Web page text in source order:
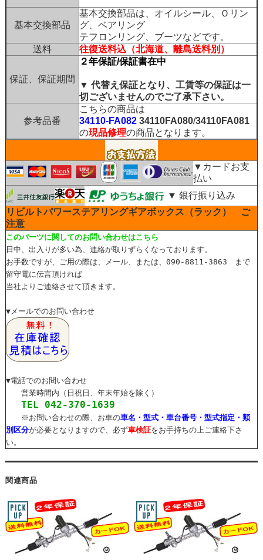
基本交換部品
基本交換部品は、オイルシール、Ｏリン
グ、ベアリング
テフロンリング、ブーツなどです。
送料
往復送料込（北海道、離島送料別）
保証、保証期間
２年保証/保証書在中
▼ 代替え保証となり、工賃等の保証は一
切ございませんのでご了承下さい。
参考品番
こちらの商品は
34110-FA082 34110FA080/34110FA081
の現品修理の商品となります。
▼カードお支
払い
▼ 銀行振り込み
リビルトパワーステアリングギアボックス（ラック） ご
注意
このパーツに関してのお問い合わせはこちら
日中、出入りが多い為、連絡が取りずらくなっております。
お手数ですが、ご用の際は、メール、または、090-8811-3863 まで
留守電に伝言頂ければ
当社よりご連絡させて頂きます。
▼メールでのお問い合わせ
▼電話でのお問い合わせ
営業時間内（日祝日、年末年始を除く）
TEL 042-370-1639
※お問い合わせの際、お車の車名・型式・車台番号・型式指定・類
別区分が必要となりますので、必ず車検証をお手持ちの上ご連絡下さ
い。
関連商品